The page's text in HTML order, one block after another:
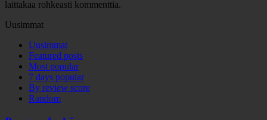
laittakaa rohkeasti kommenttia.
Uusimmat
Uusimmat
Featured posts
Most popular
7 days popular
By review score
Random